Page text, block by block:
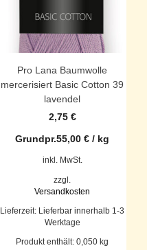
Pro Lana Baumwolle
mercerisiert Basic Cotton 39
lavendel
2,75 €
Grundpr.55,00€ / kg
inkl. MwSt.
zzgl.
Versandkosten
Lieferzeit: Lieferbar innerhalb 1-3
Werktage
Produkt enthält: 0,050kg